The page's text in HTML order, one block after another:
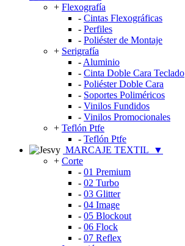
+ Flexografía
- Cintas Flexográficas
- Perfiles
- Poliéster de Montaje
+ Serigrafía
- Aluminio
- Cinta Doble Cara Teclado
- Poliéster Doble Cara
- Soportes Poliméricos
- Vinilos Fundidos
- Vinilos Promocionales
+ Teflón Ptfe
- Teflón Ptfe
MARCAJE TEXTIL
▼
+ Corte
- 01 Premium
- 02 Turbo
- 03 Glitter
- 04 Image
- 05 Blockout
- 06 Flock
- 07 Reflex